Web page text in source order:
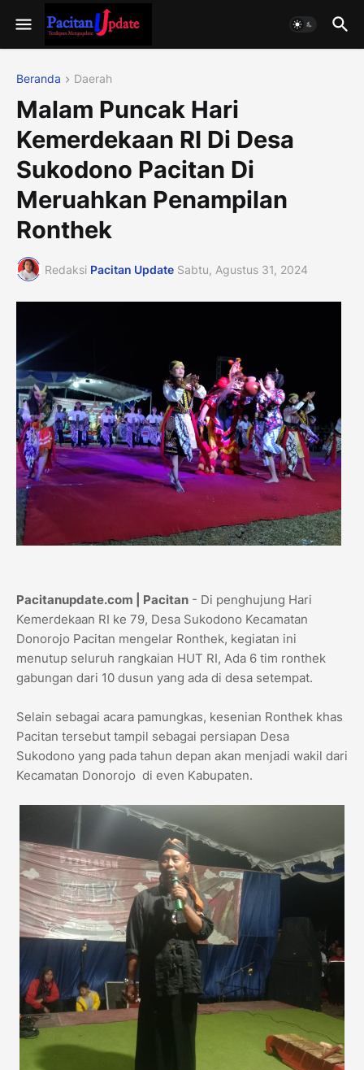
Beranda Daerah
Malam Puncak Hari
Kemerdekaan RI Di Desa
Sukodono Pacitan Di
Meruahkan Penampilan
Ronthek
Redaksi Pacitan Update Sabtu, Agustus 31, 2024
Pacitanupdate.com | Pacitan - Di penghujung Hari
Kemerdekaan RI ke 79, Desa Sukodono Kecamatan
Donorojo Pacitan mengelar Ronthek, kegiatan ini
menutup seluruh rangkaian HUT RI, Ada 6 tim ronthek
gabungan dari 10 dusun yang ada di desa setempat.
Selain sebagai acara pamungkas, kesenian Ronthek khas
Pacitan tersebut tampil sebagai persiapan Desa
Sukodono yang pada tahun depan akan menjadi wakil dari
Kecamatan Donorojo di even Kabupaten.